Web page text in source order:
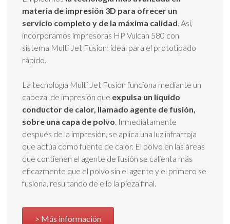
materia de impresión 3D para ofrecer un
servicio completo y de la máxima calidad . Así,
incorporamos impresoras HP Vulcan 580 con
sistema Multi Jet Fusion; ideal para el prototipado
rápido.
La tecnología Multi Jet Fusion funciona mediante un
cabezal de impresión que expulsa un líquido
conductor de calor, llamado agente de fusión,
sobre una capa de polvo . Inmediatamente
después de la impresión, se aplica una luz infrarroja
que actúa como fuente de calor. El polvo en las áreas
que contienen el agente de fusión se calienta más
eficazmente que el polvo sin el agente y el primero se
fusiona, resultando de ello la pieza final.
> Más información